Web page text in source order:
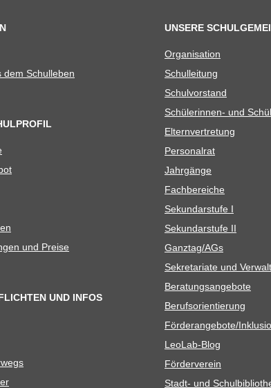
dem Schulleben
und Preise
UND INFOS
UNSERE
Orga­ni­sa­tion
Schul­lei­tung
Schul­vor­stand
Schü­le­rin­nen- und
Eltern­ver­tre­tung
Per­so­nal­rat
Jahr­gänge
Fach­be­rei­che
Sekun­dar­stufe I
Sekun­dar­stufe II
Ganztag/​​AGs
Sekre­ta­riate und
Bera­tungs­an­ge­bote
Berufs­ori­en­tie­rung
Förderangebote/​​
Leo­Lab-Blog
För­der­ver­ein
Stadt- und